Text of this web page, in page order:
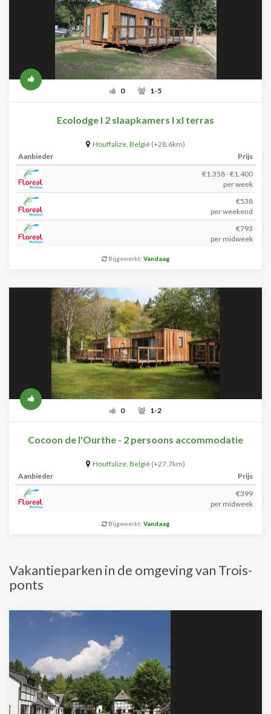
0 1-5
Ecolodge l 2 slaapkamers I xl terras
Houffalize, België (+28.6km)
Aanbieder
Prijs
€1.358 - €1.400
per week
€538
per weekend
€793
per midweek
Bijgewerkt: Vandaag
0 1-2
Cocoon de l'Ourthe - 2 persoons accommodatie
Houffalize, België (+27.7km)
Aanbieder
Prijs
€399
per midweek
Bijgewerkt: Vandaag
Vakantieparken in de omgeving van Trois-
ponts